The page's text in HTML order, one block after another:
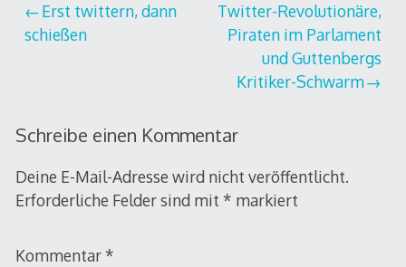
Beitragsnavigation
Erst twittern, dann
schießen
Twitter-Revolutionäre,
Piraten im Parlament
und Guttenbergs
Kritiker-Schwarm
Schreibe einen Kommentar
Deine E-Mail-Adresse wird nicht veröffentlicht.
Erforderliche Felder sind mit * markiert
Kommentar *